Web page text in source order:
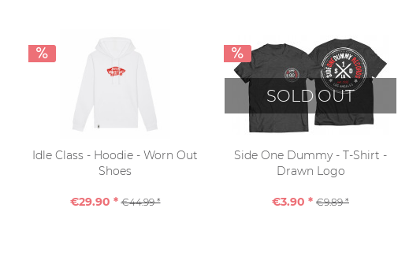
Idle Class - Hoodie - Worn Out
Shoes
€29.90 * €44.99 *
SOLD OUT
Side One Dummy - T-Shirt -
Drawn Logo
€3.90 * €9.89 *